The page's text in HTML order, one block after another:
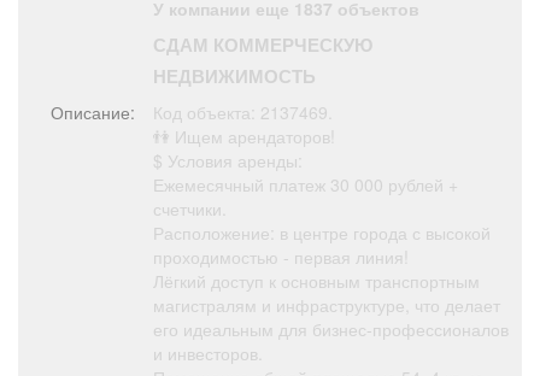
Обучение Проекты
Поздравления
Я - пенсионер
У компании еще 1837 объектов
СДАМ КОММЕРЧЕСКУЮ
НЕДВИЖИМОСТЬ
Описание:
Код объекта: 2137469.
👫 Ищем арендаторов!
$ Условия аренды:
Ежемесячный платеж 30 000 рублей +
счетчики.
Расположение: в центре города с высокой
проходимостью - первая линия!
Лёгкий доступ к основным транспортным
магистралям и инфраструктуре, что делает
его идеальным для бизнес-профессионалов
и инвесторов.